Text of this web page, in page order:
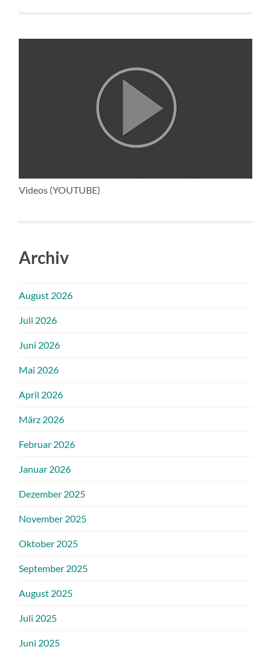
Videos (YOUTUBE)
Archiv
August 2026
Juli 2026
Juni 2026
Mai 2026
April 2026
März 2026
Februar 2026
Januar 2026
Dezember 2025
November 2025
Oktober 2025
September 2025
August 2025
Juli 2025
Juni 2025